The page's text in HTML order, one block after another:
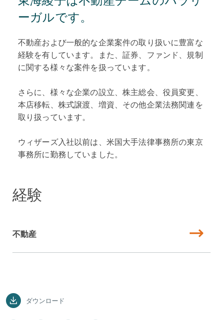
ーガルです。
不動産および一般的な企業案件の取り扱いに豊富な
経験を有しています。また、証券、ファンド、規制
に関する様々な案件を扱っています。
さらに、様々な企業の設立、株主総会、役員変更、
本店移転、株式譲渡、増資、その他企業法務関連を
取り扱っています。
ウィザーズ入社以前は、米国大手法律事務所の東京
事務所に勤務していました。
経験
不動産
ダウンロード